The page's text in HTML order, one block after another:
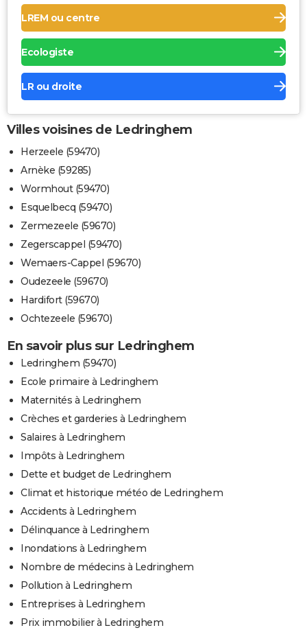
LREM ou centre
Ecologiste
LR ou droite
Villes voisines de Ledringhem
Herzeele (59470)
Arnèke (59285)
Wormhout (59470)
Esquelbecq (59470)
Zermezeele (59670)
Zegerscappel (59470)
Wemaers-Cappel (59670)
Oudezeele (59670)
Hardifort (59670)
Ochtezeele (59670)
En savoir plus sur Ledringhem
Ledringhem (59470)
Ecole primaire à Ledringhem
Maternités à Ledringhem
Crèches et garderies à Ledringhem
Salaires à Ledringhem
Impôts à Ledringhem
Dette et budget de Ledringhem
Climat et historique météo de Ledringhem
Accidents à Ledringhem
Délinquance à Ledringhem
Inondations à Ledringhem
Nombre de médecins à Ledringhem
Pollution à Ledringhem
Entreprises à Ledringhem
Prix immobilier à Ledringhem